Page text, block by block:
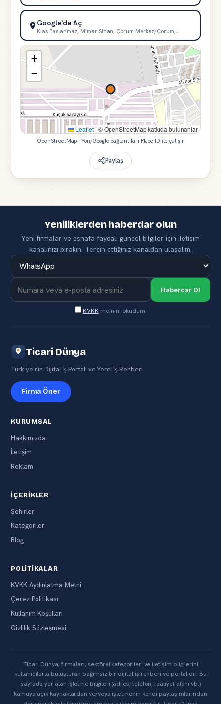
Google'da Aç
Klas Paslanmaz, Mimar Sinan, Çorum Merkez/Çorum,…
+
−
Leaflet | © OpenStreetMap katkıda bulunanlar
OpenStreetMap · Yön/Google bağlantıları Place ID ile çalışır
Paylaş
Yeniliklerden haberdar olun
Yeni firmalar ve esnafa faydalı güncel bilgiler için iletişim
kanalınızı bırakın. Tercih ettiğiniz kanaldan ulaşalım.
Haberdar Ol
KVKK metnini okudum.
Ticari Dünya
Türkiye'nin Dijital İş Portalı ve Yerel İş Rehberi
Firma Öner
KURUMSAL
Hakkımızda
İletişim
Reklam
İÇERIKLER
Şehirler
Kategoriler
Blog
POLITIKALAR
KVKK Aydınlatma Metni
Çerez Politikası
Kullanım Koşulları
Gizlilik Sözleşmesi
Ticari Dünya; firmaları, sektörel kategorileri ve iletişim bilgilerini
kullanıcılarla buluşturan bağımsız bir dijital iş rehberi ve portalıdır. Bu
sayfada yer alan işletme bilgileri (adres, telefon, faaliyet alanı vb.)
kamuya açık kaynaklardan ve/veya işletmenin kendi paylaşımlarından